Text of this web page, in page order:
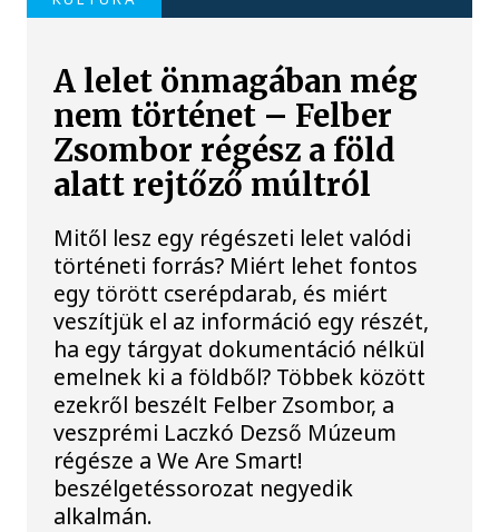
A lelet önmagában még
nem történet – Felber
Zsombor régész a föld
alatt rejtőző múltról
Mitől lesz egy régészeti lelet valódi
történeti forrás? Miért lehet fontos
egy törött cserépdarab, és miért
veszítjük el az információ egy részét,
ha egy tárgyat dokumentáció nélkül
emelnek ki a földből? Többek között
ezekről beszélt Felber Zsombor, a
veszprémi Laczkó Dezső Múzeum
régésze a We Are Smart!
beszélgetéssorozat negyedik
alkalmán.